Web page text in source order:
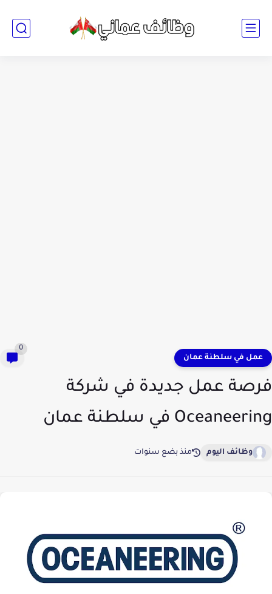
عمل في سلطنة عمان
0
فرصة عمل جديدة في شركة
Oceaneering في سلطنة عمان
وظائف اليوم منذ بضع سنوات